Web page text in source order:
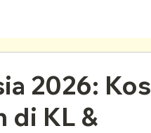
2026: Kos
di KL &